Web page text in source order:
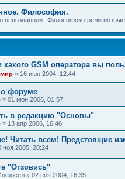
Философия.
непознанном. Философско-
какого GSM оператора вы
» 16 июн 2004, 12:44
о форуме
» 01 июн 2006, 01:57
в редакцию "Основы"
» 13 апр 2006, 16:46
Читать всем! Предстоящие
ноя 2005, 20:24
"Отзовись"
» 02 ноя 2004, 16:35